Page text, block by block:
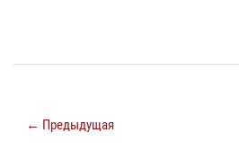
← Предыдущая